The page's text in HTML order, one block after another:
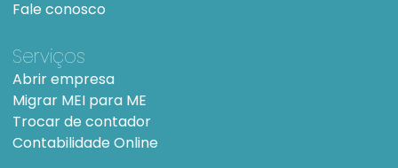
Fale conosco
Serviços
Abrir empresa
Migrar MEI para ME
Trocar de contador
Contabilidade Online